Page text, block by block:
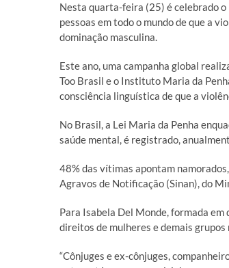
Nesta quarta-feira (25) é celebrado
pessoas em todo o mundo de que a
dominação masculina.
Este ano, uma campanha global
Too Brasil e o Instituto Maria da
consciência linguística de que a
No Brasil, a Lei Maria da Penha
saúde mental, é registrado,
48% das vítimas apontam
Agravos de Notificação (Sinan), do
Para Isabela Del Monde, formada em
direitos de mulheres e demais
“Cônjuges e ex-cônjuges,